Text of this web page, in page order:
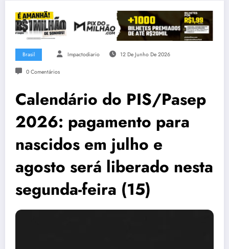
Brasil Impactodiario 12 De Junho De 2026
0 Comentários
Calendário do PIS/Pasep
2026: pagamento para
nascidos em julho e
agosto será liberado nesta
segunda-feira (15)